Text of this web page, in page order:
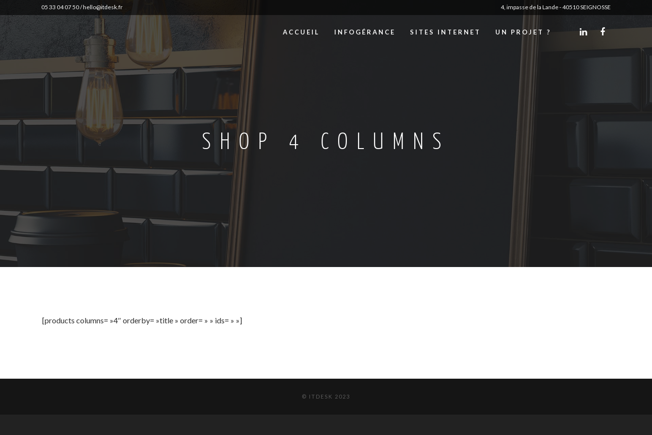
05 33 04 07 50 /hello@itdesk.fr 4, impasse de la Lande - 40510 SEIGNOSSE
ACCUEIL INFOGÉRANCE SITES INTERNET UN PROJET ?
SHOP 4 COLUMNS
[products columns= »4″ orderby= »title » order= » » ids= » »]
© ITDESK 2023